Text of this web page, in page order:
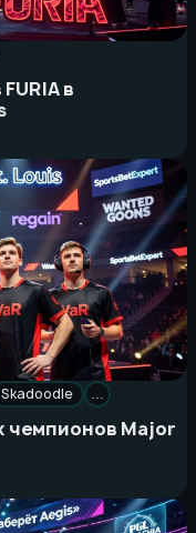
в
Skadoodle …
чемпионов Major